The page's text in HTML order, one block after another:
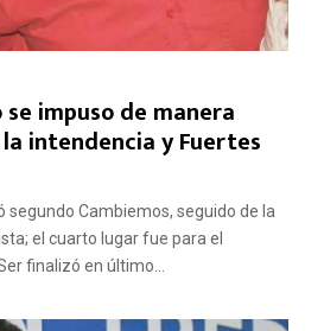
impuso de manera
intendencia y Fuertes
segundo Cambiemos, seguido de la
el cuarto lugar fue para el
finalizó en último...